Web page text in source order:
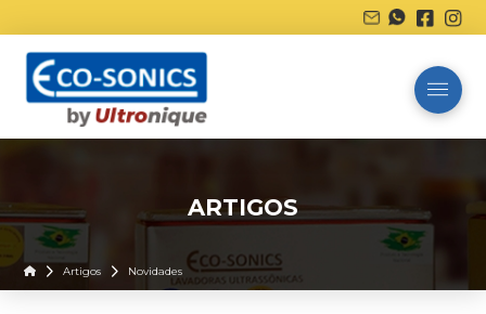
ARTIGOS
HomeArtigos Novidades